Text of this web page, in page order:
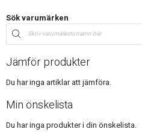
Sök varumärken
Jämför produkter
Du har inga artiklar att jämföra.
Min önskelista
Du har inga produkter i din önskelista.